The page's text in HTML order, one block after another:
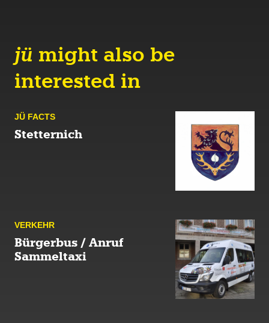
jü might also be
interested in
JÜ FACTS
Stetternich
VERKEHR
Bürgerbus / Anruf
Sammeltaxi